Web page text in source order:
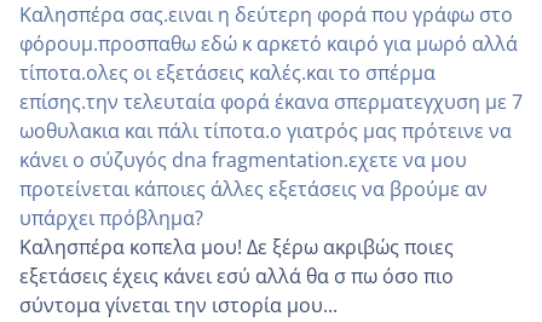
Καλησπέρα σας.ειναι η δεύτερη φορά που γράφω στο
φόρουμ.προσπαθω εδώ κ αρκετό καιρό για μωρό αλλά
τίποτα.ολες οι εξετάσεις καλές.και το σπέρμα
επίσης.την τελευταία φορά έκανα σπερματεγχυση με 7
ωοθυλακια και πάλι τίποτα.ο γιατρός μας πρότεινε να
κάνει ο σύζυγός dna fragmentation.εχετε να μου
προτείνεται κάποιες άλλες εξετάσεις να βρούμε αν
υπάρχει πρόβλημα?
Καλησπέρα κοπελα μου! Δε ξέρω ακριβώς ποιες
εξετάσεις έχεις κάνει εσύ αλλά θα σ πω όσο πιο
σύντομα γίνεται την ιστορία μου...